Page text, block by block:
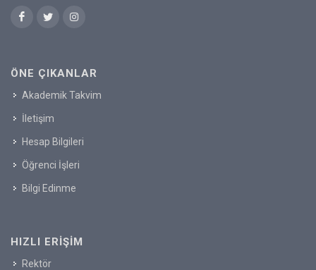
ÖNE ÇIKANLAR
Akademik Takvim
İletişim
Hesap Bilgileri
Öğrenci İşleri
Bilgi Edinme
HIZLI ERIŞIM
Rektör